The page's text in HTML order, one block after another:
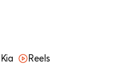
Kia Reels